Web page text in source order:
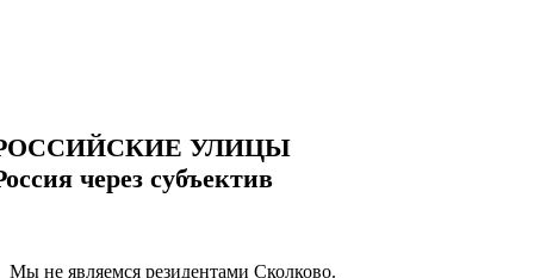
УЛИЦЫ
через субъектив
Мы не являемся резидентами Сколково.